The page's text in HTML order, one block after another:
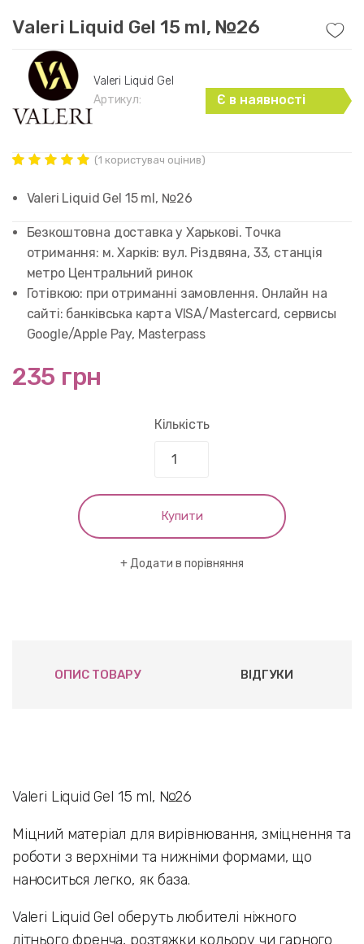
Valeri Liquid Gel 15 ml, №26
Valeri Liquid Gel
Артикул:
Є в наявності
5.00 out of
5 based on
rating
(1 користувач оцінив)
Valeri Liquid Gel 15 ml, №26
Безкоштовна доставка у Харькові. Точка
отримання: м. Харків: вул. Різдвяна, 33, станція
метро Центральний ринок
Готівкою: при отриманні замовлення. Онлайн на
сайті: банківська карта VISA/Mastercard, сервисы
Google/Apple Pay, Masterpass
235 грн
Кількість
Купити
Додати в порівняння
ОПИС ТОВАРУ ВІДГУКИ
Valeri Liquid Gel 15 ml, №26
Міцний матеріал для вирівнювання, зміцнення та
роботи з верхніми та нижніми формами, що
наноситься легко, як база.
Valeri Liquid Gel оберуть любителі ніжного
літнього френча, розтяжки кольору чи гарного